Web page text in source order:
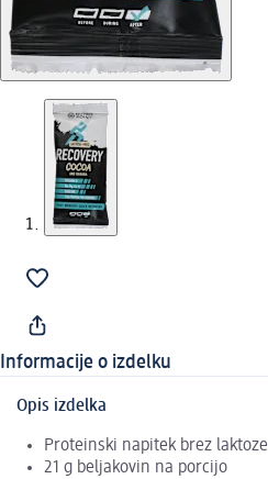
Informacije o izdelku
Opis izdelka
Proteinski napitek brez laktoze
21 g beljakovin na porcijo